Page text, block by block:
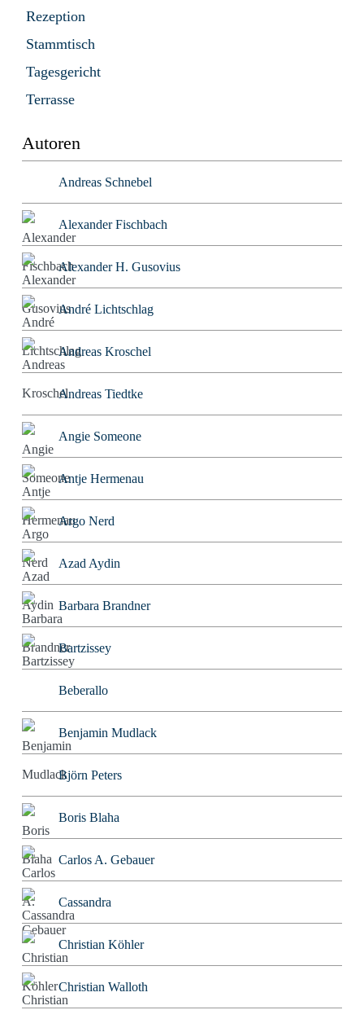
Rezeption
Stammtisch
Tagesgericht
Terrasse
Autoren
Andreas Schnebel
Alexander Fischbach
Alexander H. Gusovius
André Lichtschlag
Andreas Kroschel
Andreas Tiedtke
Angie Someone
Antje Hermenau
Argo Nerd
Azad Aydin
Barbara Brandner
Bartzissey
Beberallo
Benjamin Mudlack
Björn Peters
Boris Blaha
Carlos A. Gebauer
Cassandra
Christian Köhler
Christian Walloth